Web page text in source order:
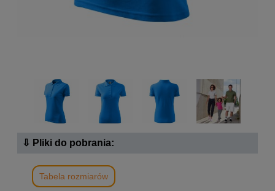
⇩ Pliki do pobrania:
Tabela rozmiarów